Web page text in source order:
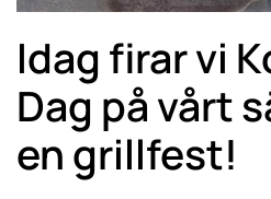
Idag firar vi
Dag på vårt
en grillfest!